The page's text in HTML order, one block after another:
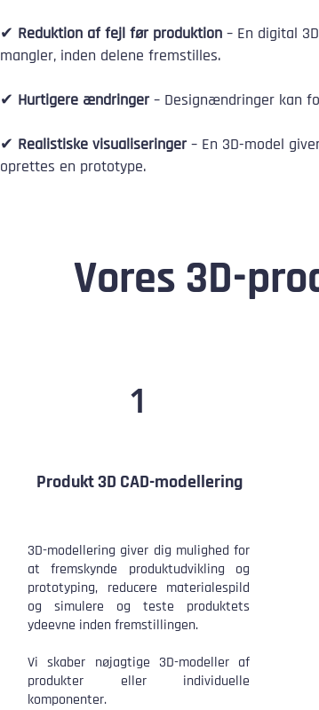
✔ Reduktion af fejl før produktion – En digital
mangler, inden delene fremstilles.
✔ Hurtigere ændringer– Designændringer kan
✔ Realistiske visualiseringer– En 3D-model
oprettes en prototype.
Vores 3D-
1
Produkt 3D CAD-modellering
3D-modellering giver dig mulighed for
at fremskynde produktudvikling og
prototyping, reducere materialespild
og simulere og teste produktets
ydeevne inden fremstillingen.
Vi skaber nøjagtige 3D-modeller af
produkter eller individuelle
komponenter.